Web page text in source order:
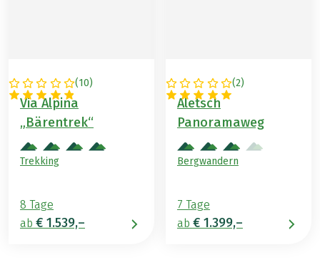
(10)
SCHWEIZ
Via Alpina
„Bärentrek“
Trekking
8 Tage
ab € 1.539,–
(2)
SCHWEIZ
Aletsch
Panoramaweg
Bergwandern
7 Tage
ab € 1.399,–